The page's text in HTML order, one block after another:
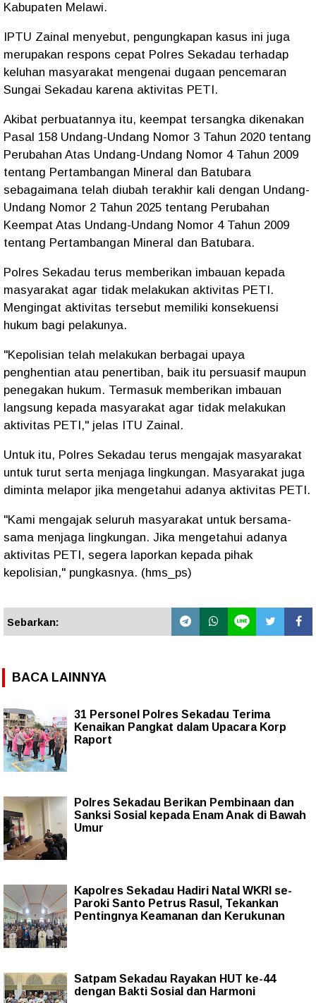
Kabupaten Melawi.
IPTU Zainal menyebut, pengungkapan kasus ini juga
merupakan respons cepat Polres Sekadau terhadap
keluhan masyarakat mengenai dugaan pencemaran
Sungai Sekadau karena aktivitas PETI.
Akibat perbuatannya itu, keempat tersangka dikenakan
Pasal 158 Undang-Undang Nomor 3 Tahun 2020 tentang
Perubahan Atas Undang-Undang Nomor 4 Tahun 2009
tentang Pertambangan Mineral dan Batubara
sebagaimana telah diubah terakhir kali dengan Undang-
Undang Nomor 2 Tahun 2025 tentang Perubahan
Keempat Atas Undang-Undang Nomor 4 Tahun 2009
tentang Pertambangan Mineral dan Batubara.
Polres Sekadau terus memberikan imbauan kepada
masyarakat agar tidak melakukan aktivitas PETI.
Mengingat aktivitas tersebut memiliki konsekuensi
hukum bagi pelakunya.
"Kepolisian telah melakukan berbagai upaya
penghentian atau penertiban, baik itu persuasif maupun
penegakan hukum. Termasuk memberikan imbauan
langsung kepada masyarakat agar tidak melakukan
aktivitas PETI," jelas ITU Zainal.
Untuk itu, Polres Sekadau terus mengajak masyarakat
untuk turut serta menjaga lingkungan. Masyarakat juga
diminta melapor jika mengetahui adanya aktivitas PETI.
"Kami mengajak seluruh masyarakat untuk bersama-
sama menjaga lingkungan. Jika mengetahui adanya
aktivitas PETI, segera laporkan kepada pihak
kepolisian," pungkasnya. (hms_ps)
Sebarkan:
BACA LAINNYA
31 Personel Polres Sekadau Terima
Kenaikan Pangkat dalam Upacara Korp
Raport
Polres Sekadau Berikan Pembinaan dan
Sanksi Sosial kepada Enam Anak di Bawah
Umur
Kapolres Sekadau Hadiri Natal WKRI se-
Paroki Santo Petrus Rasul, Tekankan
Pentingnya Keamanan dan Kerukunan
Satpam Sekadau Rayakan HUT ke-44
dengan Bakti Sosial dan Harmoni